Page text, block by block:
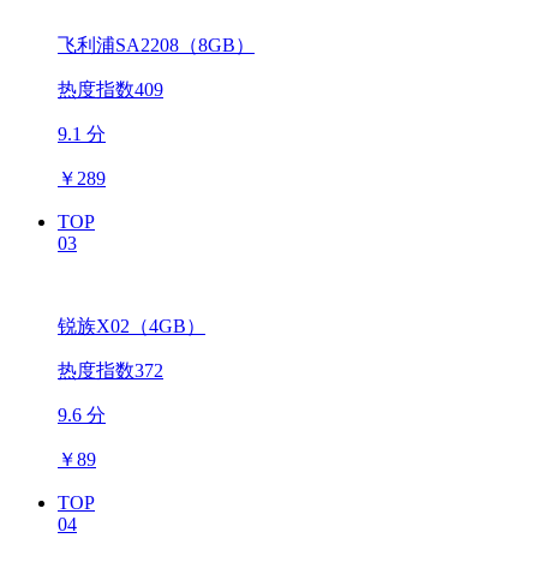
飞利浦SA2208（8GB）
热度指数409
9.1 分
￥ 289
TOP
03
锐族X02（4GB）
热度指数372
9.6 分
￥89
TOP
04